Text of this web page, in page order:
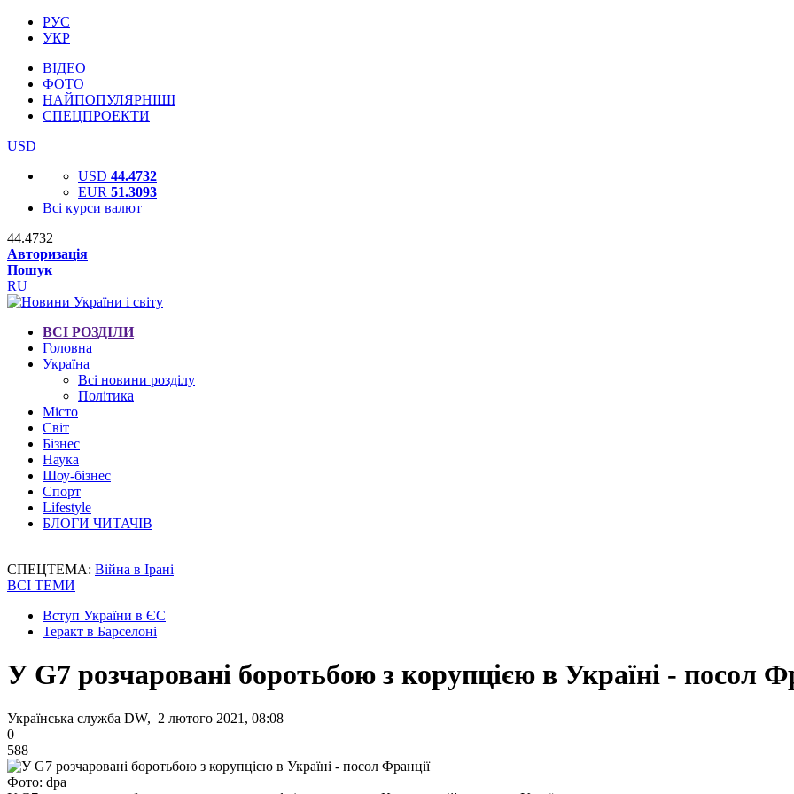
РУС
УКР
ВІДЕО
ФОТО
НАЙПОПУЛЯРНІШІ
СПЕЦПРОЕКТИ
USD
USD 44.4732
EUR 51.3093
Всі курси валют
44.4732
Авторизація
Пошук
RU
ВСІ РОЗДІЛИ
Головна
Україна
Всі новини розділу
Політика
Місто
Світ
Бізнес
Наука
Шоу-бізнес
Спорт
Lifestyle
БЛОГИ ЧИТАЧІВ
СПЕЦТЕМА: Війна в Ірані
ВСІ ТЕМИ
Вступ України в ЄС
Теракт в Барселоні
У G7 розчаровані боротьбою з корупцією в Україні - посол
Українська служба DW, 2 лютого 2021, 08:08
0
588
Фото: dpa